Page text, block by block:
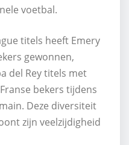
voetbal.
titels heeft Emery
gewonnen,
del Rey titels met
bekers tijdens
Deze diversiteit
zijn veelzijdigheid